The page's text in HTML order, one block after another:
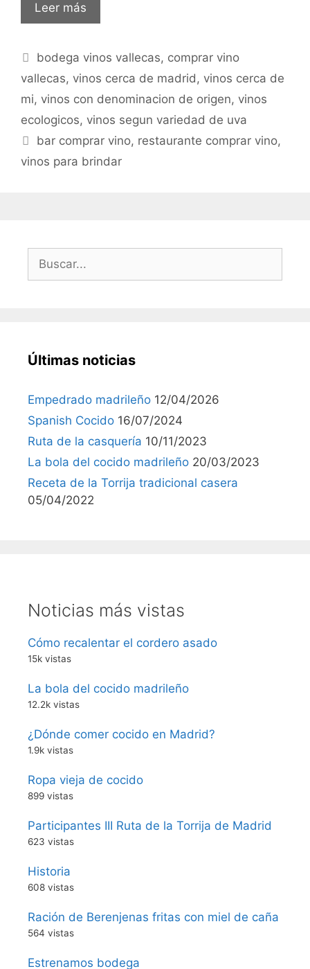
Leer más
bodega vinos vallecas, comprar vino
vallecas, vinos cerca de madrid, vinos cerca de
mi, vinos con denominacion de origen, vinos
ecologicos, vinos segun variedad de uva
bar comprar vino, restaurante comprar vino,
vinos para brindar
Últimas noticias
Empedrado madrileño 12/04/2026
Spanish Cocido 16/07/2024
Ruta de la casquería 10/11/2023
La bola del cocido madrileño 20/03/2023
Receta de la Torrija tradicional casera
05/04/2022
Noticias más vistas
Cómo recalentar el cordero asado
15k vistas
La bola del cocido madrileño
12.2k vistas
¿Dónde comer cocido en Madrid?
1.9k vistas
Ropa vieja de cocido
899 vistas
Participantes III Ruta de la Torrija de Madrid
623 vistas
Historia
608 vistas
Ración de Berenjenas fritas con miel de caña
564 vistas
Estrenamos bodega